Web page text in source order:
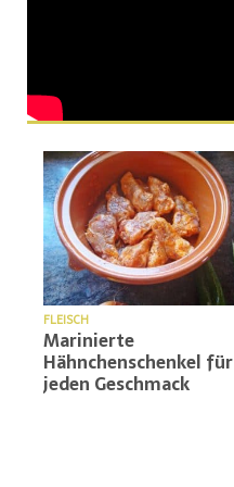
FLEISCH
Marinierte
Hähnchenschenkel für
jeden Geschmack